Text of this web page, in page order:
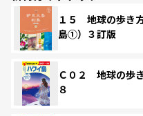
１５ 地球の歩
島①）３訂版
Ｃ０２ 地球の歩
８